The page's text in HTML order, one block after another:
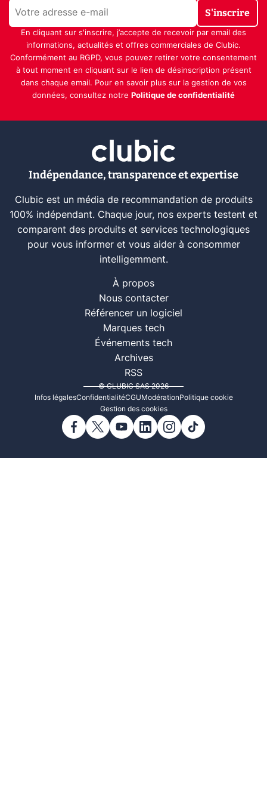
S'inscrire
En cliquant sur s'inscrire, j’accepte de recevoir par email des
informations, actualités et offres commerciales de Clubic.
Conformément au RGPD, vous pouvez retirer votre consentement
à tout moment en cliquant sur le lien de désinscription présent
dans chaque email. Pour en savoir plus sur la gestion de vos
données, consultez notre Politique de confidentialité
Indépendance, transparence et expertise
Clubic est un média de recommandation de produits
100% indépendant. Chaque jour, nos experts testent et
comparent des produits et services technologiques
pour vous informer et vous aider à consommer
intelligemment.
À propos
Nous contacter
Référencer un logiciel
Marques tech
Événements tech
Archives
RSS
© CLUBIC SAS 2026
Infos légalesConfidentialitéCGUModérationPolitique cookie
Gestion des cookies